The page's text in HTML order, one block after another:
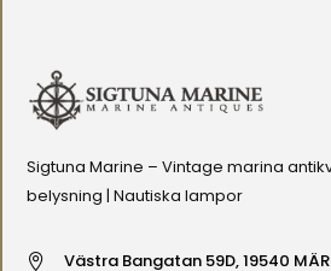
Sigtuna Marine – Vintage marina
belysning | Nautiska lampor
Västra Bangatan 59D, 19540